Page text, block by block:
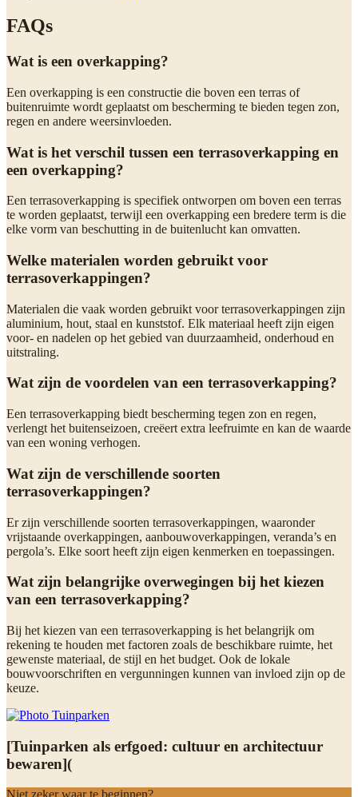
FAQs
Wat is een overkapping?
Een overkapping is een constructie die boven een terras of
buitenruimte wordt geplaatst om bescherming te bieden tegen zon,
regen en andere weersinvloeden.
Wat is het verschil tussen een terrasoverkapping en
een overkapping?
Een terrasoverkapping is specifiek ontworpen om boven een terras
te worden geplaatst, terwijl een overkapping een bredere term is die
elke vorm van beschutting in de buitenlucht kan omvatten.
Welke materialen worden gebruikt voor
terrasoverkappingen?
Materialen die vaak worden gebruikt voor terrasoverkappingen zijn
aluminium, hout, staal en kunststof. Elk materiaal heeft zijn eigen
voor- en nadelen op het gebied van duurzaamheid, onderhoud en
uitstraling.
Wat zijn de voordelen van een terrasoverkapping?
Een terrasoverkapping biedt bescherming tegen zon en regen,
verlengt het buitenseizoen, creëert extra leefruimte en kan de waarde
van een woning verhogen.
Wat zijn de verschillende soorten
terrasoverkappingen?
Er zijn verschillende soorten terrasoverkappingen, waaronder
vrijstaande overkappingen, aanbouwoverkappingen, veranda’s en
pergola’s. Elke soort heeft zijn eigen kenmerken en toepassingen.
Wat zijn belangrijke overwegingen bij het kiezen
van een terrasoverkapping?
Bij het kiezen van een terrasoverkapping is het belangrijk om
rekening te houden met factoren zoals de beschikbare ruimte, het
gewenste materiaal, de stijl en het budget. Ook de lokale
bouwvoorschriften en vergunningen kunnen van invloed zijn op de
keuze.
[Tuinparken als erfgoed: cultuur en architectuur
bewaren](